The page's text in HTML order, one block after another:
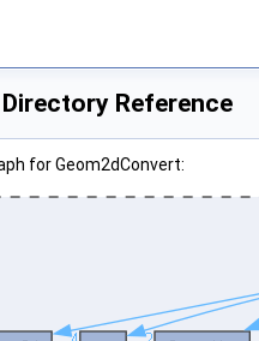
Reference
for Geom2dConvert: